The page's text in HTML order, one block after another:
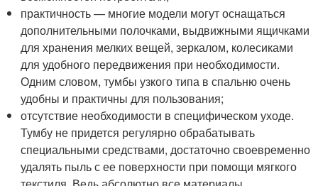
практичность — многие модели могут оснащаться
дополнительными полочками, выдвижными ящичками
для хранения мелких вещей, зеркалом, колесиками
для удобного передвижения при необходимости.
Одним словом, тумбы узкого типа в спальню очень
удобны и практичны для пользования;
отсутствие необходимости в специфическом уходе.
Тумбу не придется регулярно обрабатывать
специальными средствами, достаточно своевременно
удалять пыль с ее поверхности при помощи мягкого